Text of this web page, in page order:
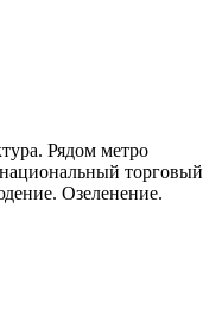
Рядом метро
торговый
Озеленение.